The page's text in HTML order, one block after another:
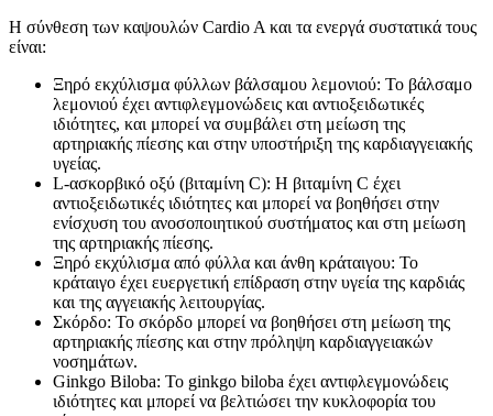
Η σύνθεση των καψουλών Cardio A και τα ενεργά συστατικά τους
είναι:
Ξηρό εκχύλισμα φύλλων βάλσαμου λεμονιού: Το βάλσαμο
λεμονιού έχει αντιφλεγμονώδεις και αντιοξειδωτικές
ιδιότητες, και μπορεί να συμβάλει στη μείωση της
αρτηριακής πίεσης και στην υποστήριξη της καρδιαγγειακής
υγείας.
L-ασκορβικό οξύ (βιταμίνη C): Η βιταμίνη C έχει
αντιοξειδωτικές ιδιότητες και μπορεί να βοηθήσει στην
ενίσχυση του ανοσοποιητικού συστήματος και στη μείωση
της αρτηριακής πίεσης.
Ξηρό εκχύλισμα από φύλλα και άνθη κράταιγου: Το
κράταιγο έχει ευεργετική επίδραση στην υγεία της καρδιάς
και της αγγειακής λειτουργίας.
Σκόρδο: Το σκόρδο μπορεί να βοηθήσει στη μείωση της
αρτηριακής πίεσης και στην πρόληψη καρδιαγγειακών
νοσημάτων.
Ginkgo Biloba: Το ginkgo biloba έχει αντιφλεγμονώδεις
ιδιότητες και μπορεί να βελτιώσει την κυκλοφορία του